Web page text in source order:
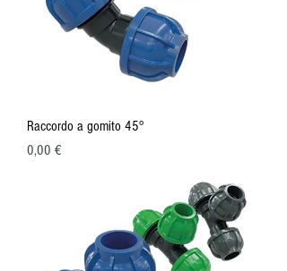
Raccordo a gomito 45°
Prezzo
0,00 €